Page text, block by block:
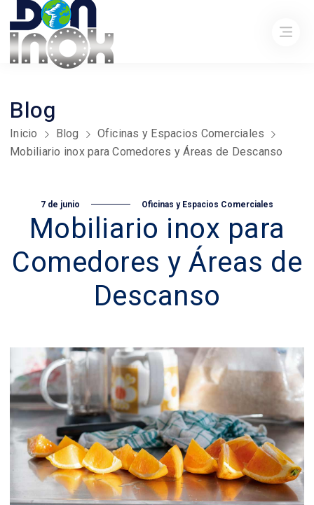
Blog
Inicio Blog
Oficinas y Espacios Comerciales
Mobiliario inox para Comedores y Áreas de Descanso
7 de junio Oficinas y Espacios Comerciales
Mobiliario inox para
Comedores y Áreas de
Descanso